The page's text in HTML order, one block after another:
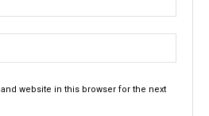
website in this browser for the next